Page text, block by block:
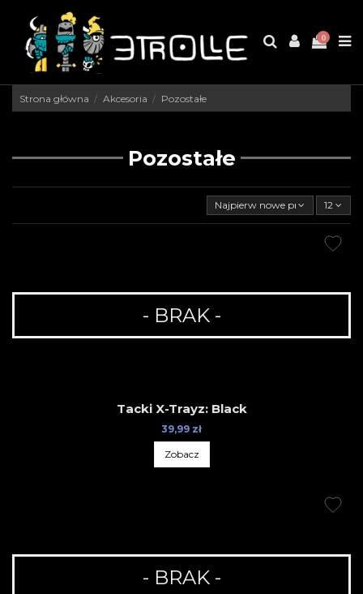
0
Strona główna Akcesoria Pozostałe
Pozostałe
Najpierw nowe produkty12
- BRAK -
Tacki X-Trayz: Black
39,99 zł
Zobacz
- BRAK -